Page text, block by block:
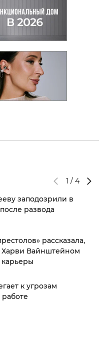
1 / 4
заподозрили в
развода
рассказала,
Харви Вайнштейном
карьеры
к угрозам